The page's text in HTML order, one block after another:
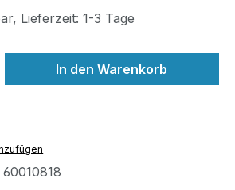
Lieferzeit: 1-3 Tage
Gib den
In den Warenkorb
60010818